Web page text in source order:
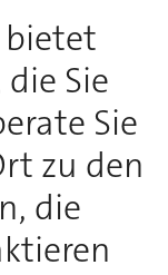
bietet
Sie
Sie
zu den
die